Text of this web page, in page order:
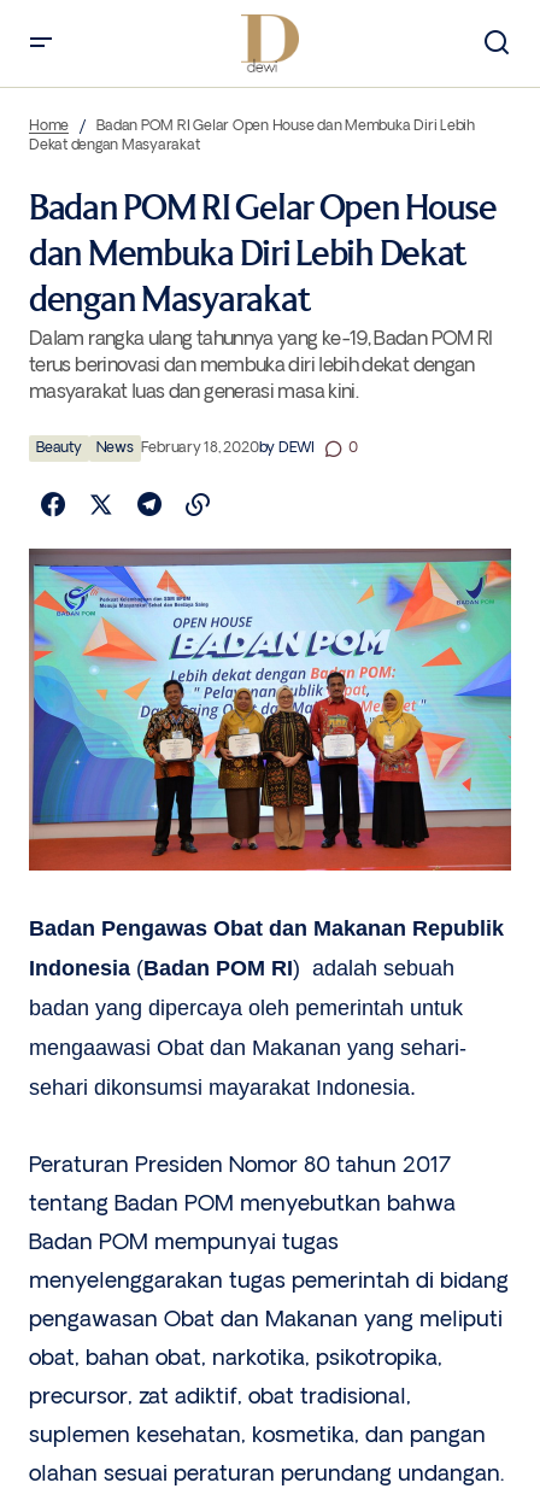
dengan Masyarakat
Home
Badan POM RI Gelar Open House dan Membuka Diri Lebih
Dekat dengan Masyarakat
Badan POM RI Gelar Open House
dan Membuka Diri Lebih Dekat
dengan Masyarakat
Dalam rangka ulang tahunnya yang ke-19, Badan POM RI
terus berinovasi dan membuka diri lebih dekat dengan
masyarakat luas dan generasi masa kini.
Beauty News February 18, 2020by DEWI 0
Badan Pengawas Obat dan Makanan Republik
Indonesia (Badan POM RI) adalah sebuah
badan yang dipercaya oleh pemerintah untuk
mengaawasi Obat dan Makanan yang sehari-
sehari dikonsumsi mayarakat Indonesia.
Peraturan Presiden Nomor 80 tahun 2017
tentang Badan POM menyebutkan bahwa
Badan POM mempunyai tugas
menyelenggarakan tugas pemerintah di bidang
pengawasan Obat dan Makanan yang meliputi
obat, bahan obat, narkotika, psikotropika,
precursor, zat adiktif, obat tradisional,
suplemen kesehatan, kosmetika, dan pangan
olahan sesuai peraturan perundang undangan.